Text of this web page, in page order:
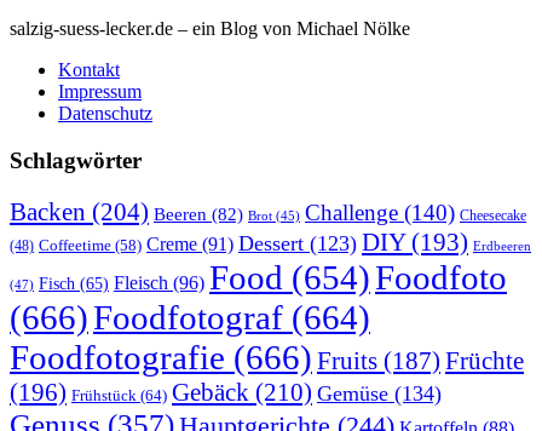
salzig-suess-lecker.de – ein Blog von Michael Nölke
Kontakt
Impressum
Datenschutz
Schlagwörter
Backen (204) Beeren (82) Brot (45) Challenge (140) Cheesecake
(48) Coffeetime (58) Creme (91) Dessert (123) DIY(193) Erdbeeren
(47) Fisch (65) Fleisch (96) Food (654)Foodfoto
(666)Foodfotograf (664)
Foodfotografie (666) Fruits (187) Früchte
(196) Frühstück (64) Gebäck (210) Gemüse (134)
Genuss (357)